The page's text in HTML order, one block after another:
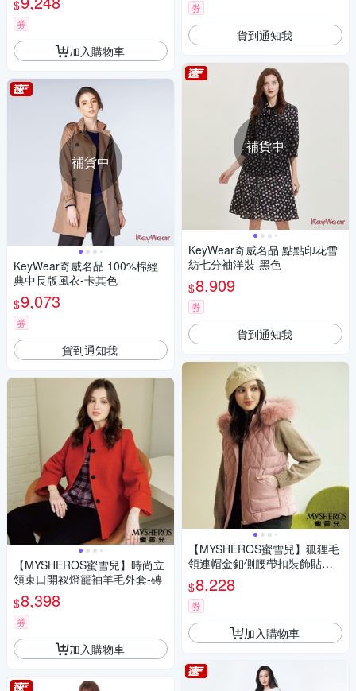
$
券
加入購物車
補貨中
KeyWear奇威名品 100%棉經
典中長版風衣-卡其色
$9,073
券
貨到通知我
【MYSHEROS蜜雪兒】時尚立
領束口開衩燈籠袖羊毛外套-磚
$8,398
券
加入購物車
券
貨到通知我
補貨中
KeyWear奇威名品 點點印花雪
紡七分袖洋裝-黑色
$8,909
券
貨到通知我
【MYSHEROS蜜雪兒】狐狸毛
領連帽金釦側腰帶扣裝飾貼袋
菱格絎縫拉鍊背心-粉
$8,228
券
加入購物車